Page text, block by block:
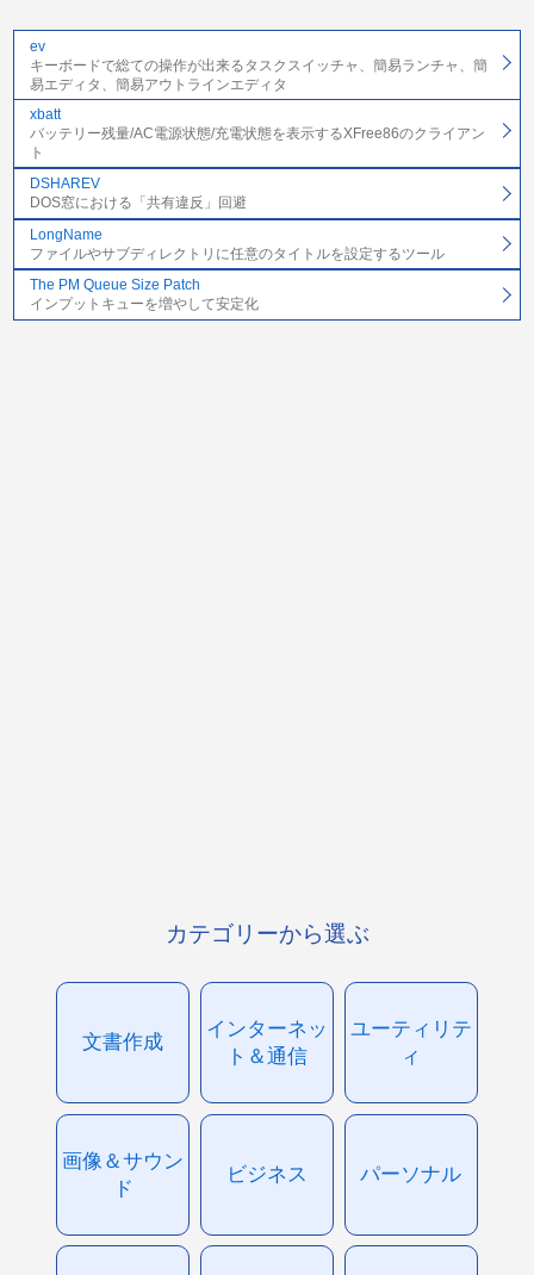
ev
キーボードで総ての操作が出来るタスクスイッチャ、簡易ランチャ、簡
易エディタ、簡易アウトラインエディタ
xbatt
バッテリー残量/AC電源状態/充電状態を表示するXFree86のクライアン
ト
DSHAREV
DOS窓における「共有違反」回避
LongName
ファイルやサブディレクトリに任意のタイトルを設定するツール
The PM Queue Size Patch
インプットキューを増やして安定化
カテゴリーから選ぶ
文書作成
インターネッ
ト＆通信
ユーティリテ
ィ
画像＆サウン
ド
ビジネス パーソナル